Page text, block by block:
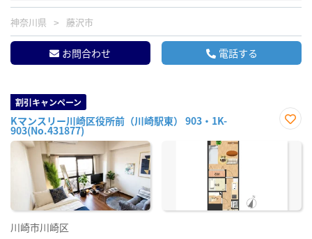
神奈川県 藤沢市
お問合わせ 電話する
割引キャンペーン
Kマンスリー川崎区役所前（川崎駅東） 903・1K-
903(No.431877)
に入
川崎市川崎区